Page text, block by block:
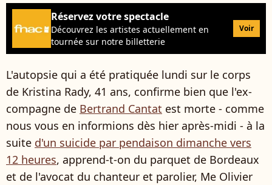
Réservez votre spectacle
Découvrez les artistes actuellement en
tournée sur notre billetterie
Voir
L'autopsie qui a été pratiquée lundi sur le corps
de Kristina Rady, 41 ans, confirme bien que l'ex-
compagne de Bertrand Cantat est morte - comme
nous vous en informions dès hier après-midi - à la
suite d'un suicide par pendaison dimanche vers
12 heures, apprend-t-on du parquet de Bordeaux
et de l'avocat du chanteur et parolier, Me Olivier